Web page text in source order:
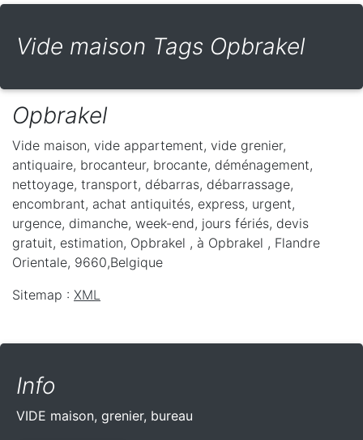
Vide maison Tags Opbrakel
Opbrakel
Vide maison, vide appartement, vide grenier,
antiquaire, brocanteur, brocante, déménagement,
nettoyage, transport, débarras, débarrassage,
encombrant, achat antiquités, express, urgent,
urgence, dimanche, week-end, jours fériés, devis
gratuit, estimation, Opbrakel , à Opbrakel , Flandre
Orientale, 9660,Belgique
Sitemap : XML
Info
VIDE maison, grenier, bureau